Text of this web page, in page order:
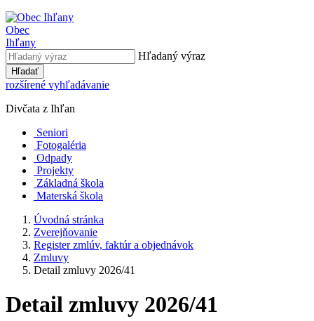
Obec
Ihľany
Hľadaný výraz
Hľadať
rozšírené vyhľadávanie
Divčata z Ihľan
Seniori
Fotogaléria
Odpady
Projekty
Základná škola
Materská škola
Úvodná stránka
Zverejňovanie
Register zmlúv, faktúr a objednávok
Zmluvy
Detail zmluvy 2026/41
Detail zmluvy 2026/41